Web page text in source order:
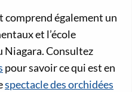
comprend également un
et l’école
Niagara. Consultez
pour savoir ce qui est en
spectacle des orchidées